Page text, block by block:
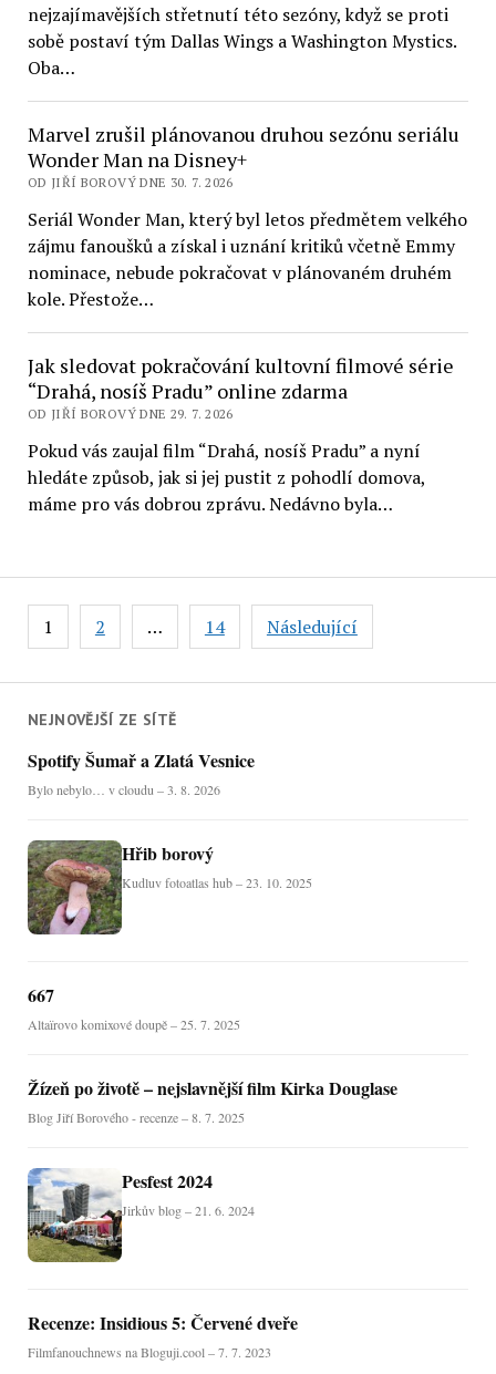
NEJNOVĚJŠÍ ZE SÍTĚ
Spotify Šumař a Zlatá Vesnice
Bylo nebylo… v cloudu – 3. 8. 2026
Hřib borový
Kudluv fotoatlas hub – 23. 10. 2025
667
Altaïrovo komixové doupě – 25. 7. 2025
Žízeň po životě – nejslavnější film Kirka Douglase
Blog Jiří Borového - recenze – 8. 7. 2025
Pesfest 2024
Jirkův blog – 21. 6. 2024
Recenze: Insidious 5: Červené dveře
Filmfanouchnews na Bloguji.cool – 7. 7. 2023
nejzajímavějších střetnutí této sezóny, když se proti
sobě postaví tým Dallas Wings a Washington Mystics.
Oba…
Marvel zrušil plánovanou druhou sezónu seriálu
Wonder Man na Disney+
OD JIŘÍ BOROVÝ DNE 30. 7. 2026
Seriál Wonder Man, který byl letos předmětem velkého
zájmu fanoušků a získal i uznání kritiků včetně Emmy
nominace, nebude pokračovat v plánovaném druhém
kole. Přestože…
Jak sledovat pokračování kultovní filmové série
“Drahá, nosíš Pradu” online zdarma
OD JIŘÍ BOROVÝ DNE 29. 7. 2026
Pokud vás zaujal film “Drahá, nosíš Pradu” a nyní
hledáte způsob, jak si jej pustit z pohodlí domova,
máme pro vás dobrou zprávu. Nedávno byla…
Stránkování
příspěvků
1 2 … 14 Následující